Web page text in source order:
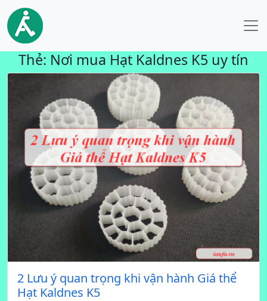
Thẻ: Nơi mua Hạt Kaldnes K5 uy tín
2 Lưu ý quan trọng khi vận hành Giá thể
Hạt Kaldnes K5